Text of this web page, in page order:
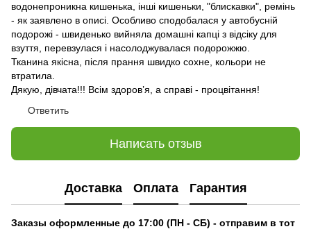
водонепроникна кишенька, інші кишеньки, "блискавки", ремінь
- як заявлено в описі. Особливо сподобалася у автобусній
подорожі - швиденько вийняла домашні капці з відсіку для
взуття, перевзулася і насолоджувалася подорожжю.
Тканина якісна, після прання швидко сохне, кольори не
втратила.
Дякую, дівчата!!! Всім здоров’я, а справі - процвітання!
Ответить
Написать отзыв
Доставка Оплата Гарантия
Заказы оформленные до 17:00 (ПН - СБ) - отправим в тот